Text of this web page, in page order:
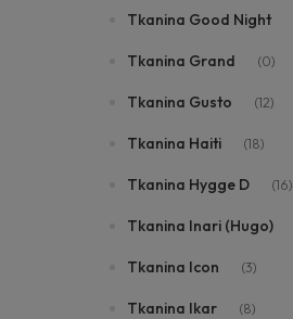
Tkanina Good Night
Tkanina Grand (0)
Tkanina Gusto (12)
Tkanina Haiti (18)
Tkanina Hygge D (16)
Tkanina Inari (Hugo)
Tkanina Icon (3)
Tkanina Ikar (8)